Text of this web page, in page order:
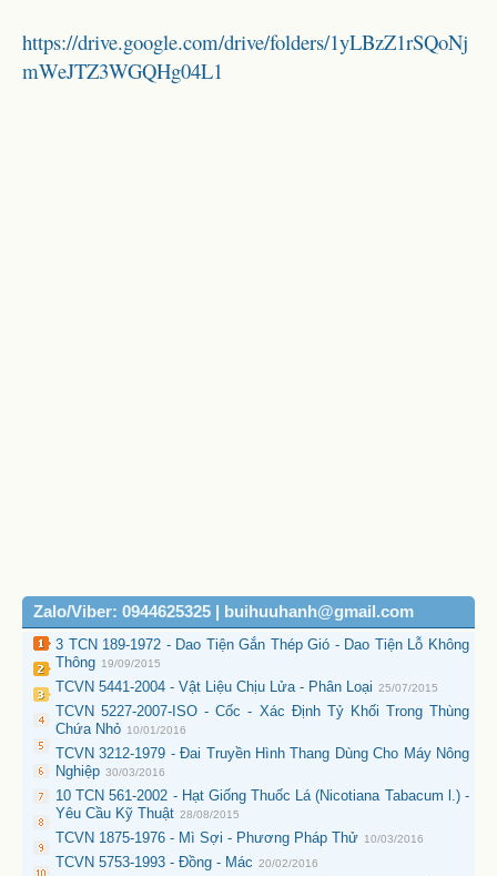
https://drive.google.com/drive/folders/1yLBzZ1rSQoNj
mWeJTZ3WGQHg04L1
Zalo/Viber: 0944625325 | buihuuhanh@gmail.com
3 TCN 189-1972 - Dao Tiện Gắn Thép Gió - Dao Tiện Lỗ Không
Thông 19/09/2015
TCVN 5441-2004 - Vật Liệu Chịu Lửa - Phân Loại 25/07/2015
TCVN 5227-2007-ISO - Cốc - Xác Định Tỷ Khối Trong Thùng
Chứa Nhỏ 10/01/2016
TCVN 3212-1979 - Đai Truyền Hình Thang Dùng Cho Máy Nông
Nghiệp 30/03/2016
10 TCN 561-2002 - Hạt Giống Thuốc Lá (Nicotiana Tabacum l.) -
Yêu Cầu Kỹ Thuật 28/08/2015
TCVN 1875-1976 - Mì Sợi - Phương Pháp Thử 10/03/2016
TCVN 5753-1993 - Đồng - Mác 20/02/2016